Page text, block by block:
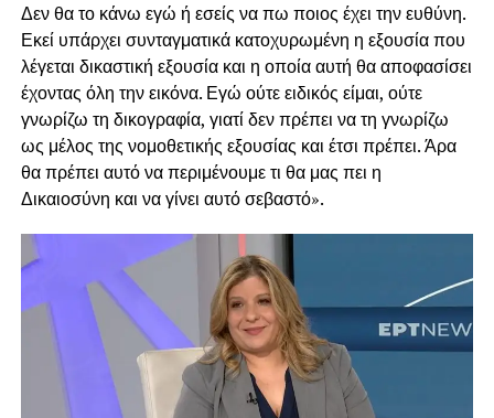
Δεν θα το κάνω εγώ ή εσείς να πω ποιος έχει την ευθύνη.
Εκεί υπάρχει συνταγματικά κατοχυρωμένη η εξουσία που
λέγεται δικαστική εξουσία και η οποία αυτή θα αποφασίσει
έχοντας όλη την εικόνα. Εγώ ούτε ειδικός είμαι, ούτε
γνωρίζω τη δικογραφία, γιατί δεν πρέπει να τη γνωρίζω
ως μέλος της νομοθετικής εξουσίας και έτσι πρέπει. Άρα
θα πρέπει αυτό να περιμένουμε τι θα μας πει η
Δικαιοσύνη και να γίνει αυτό σεβαστό».